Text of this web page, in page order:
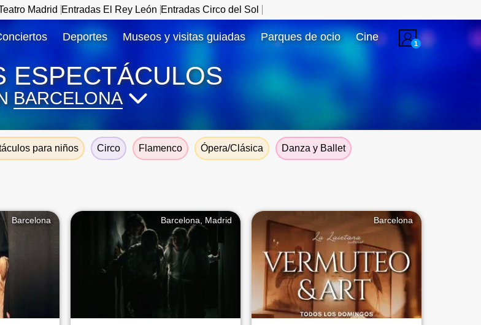
Madrid Entradas El Rey León Entradas Circo del Sol
1
Deportes Museos y visitas guiadas Parques de ocio Cine
ESPECTÁCULOS
BARCELONA
para niños Circo Flamenco Ópera/Clásica Danza y Ballet
Barcelona Barcelona, Madrid Barcelona